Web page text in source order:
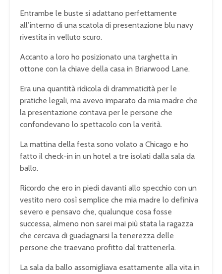
Entrambe le buste si adattano perfettamente
all’interno di una scatola di presentazione blu navy
rivestita in velluto scuro.
Accanto a loro ho posizionato una targhetta in
ottone con la chiave della casa in Briarwood Lane.
Era una quantità ridicola di drammaticità per le
pratiche legali, ma avevo imparato da mia madre che
la presentazione contava per le persone che
confondevano lo spettacolo con la verità.
La mattina della festa sono volato a Chicago e ho
fatto il check-in in un hotel a tre isolati dalla sala da
ballo.
Ricordo che ero in piedi davanti allo specchio con un
vestito nero così semplice che mia madre lo definiva
severo e pensavo che, qualunque cosa fosse
successa, almeno non sarei mai più stata la ragazza
che cercava di guadagnarsi la tenerezza delle
persone che traevano profitto dal trattenerla.
La sala da ballo assomigliava esattamente alla vita in